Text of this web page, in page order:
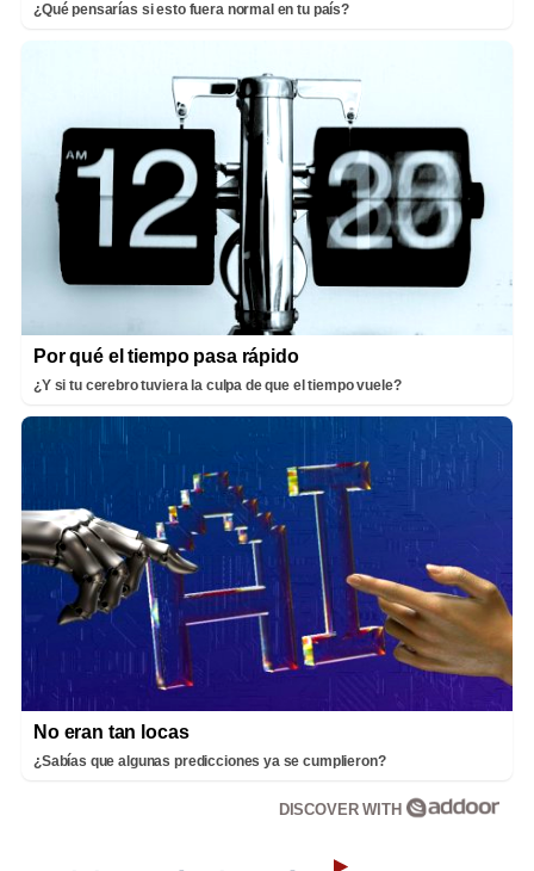
¿Qué pensarías si esto fuera normal en tu país?
Por qué el tiempo pasa rápido
¿Y si tu cerebro tuviera la culpa de que el tiempo vuele?
No eran tan locas
¿Sabías que algunas predicciones ya se cumplieron?
DISCOVER WITH